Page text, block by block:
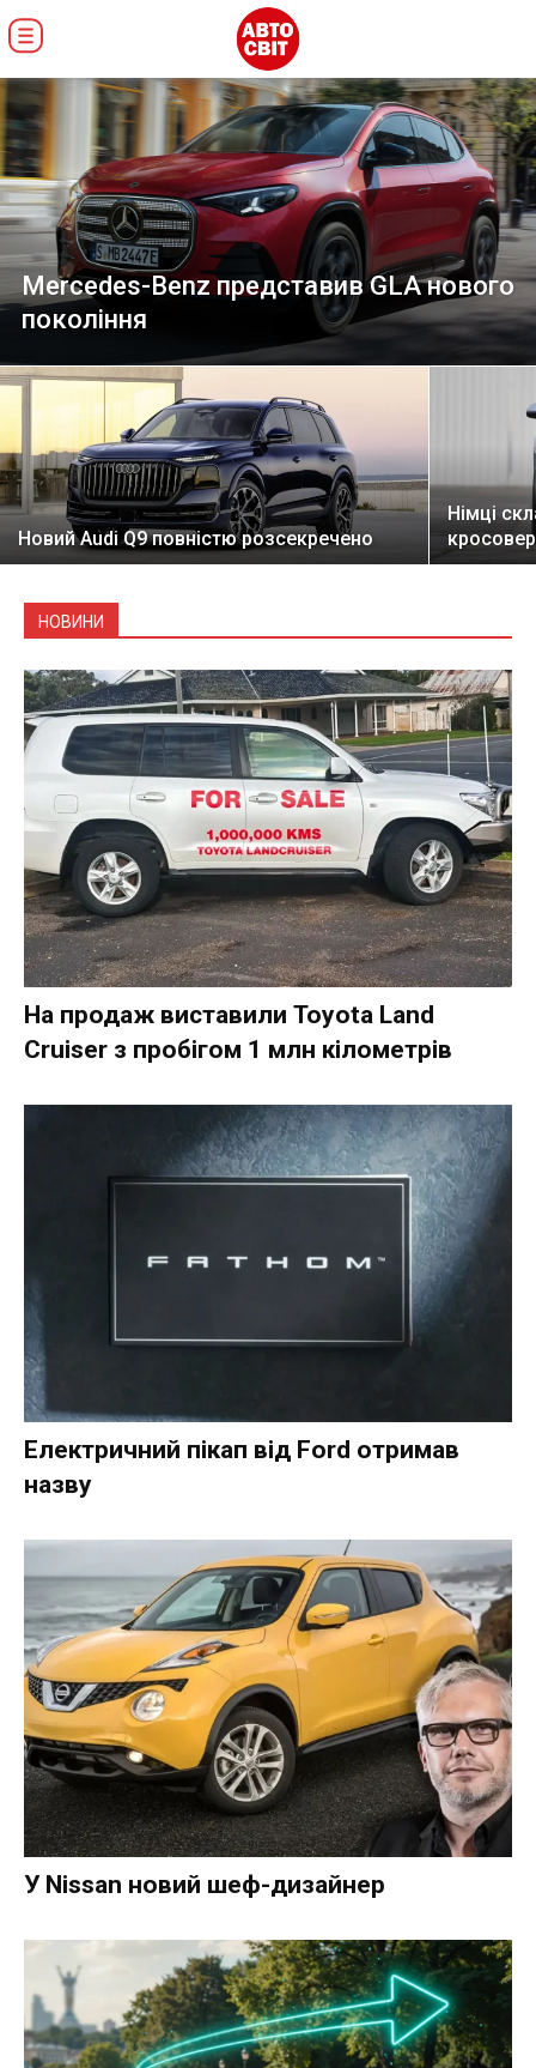
Mercedes-Benz представив GLA нового
покоління
Новий Audi Q9 повністю розсекречено
Німці
НОВИНИ
На продаж виставили Toyota Land
Cruiser з пробігом 1 млн кілометрів
Електричний пікап від Ford отримав
назву
У Nissan новий шеф-дизайнер